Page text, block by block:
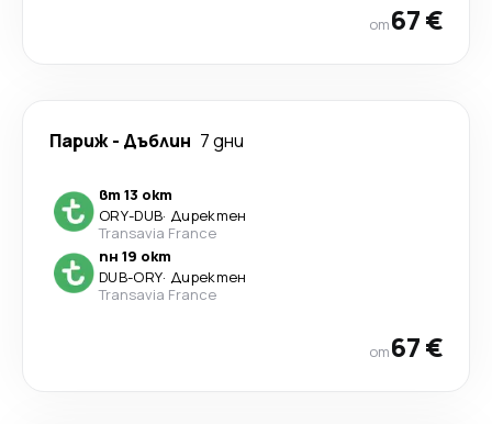
от67 €
Париж- Дъблин 7 дни
вт 13 окт
ORY-DUB· Директен
Transavia France
пн 19 окт
DUB-ORY· Директен
Transavia France
от67 €